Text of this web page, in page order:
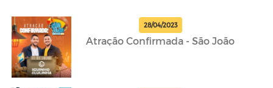
28/04/2023
Atração Confirmada - São João